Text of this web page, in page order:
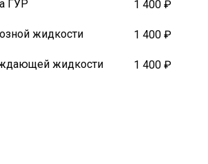
ГУР 1 400 ₽
жидкости 1 400 ₽
жидкости 1 400 ₽